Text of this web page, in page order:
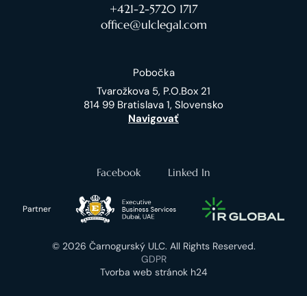
+421-2-5720 1717
office@ulclegal.com
Pobočka
Tvarožkova 5, P.O.Box 21
814 99 Bratislava 1, Slovensko
Navigovať
Facebook Linked In
Partner
© 2026 Čarnogurský ULC. All Rights Reserved.
GDPR
Tvorba web stránok h24